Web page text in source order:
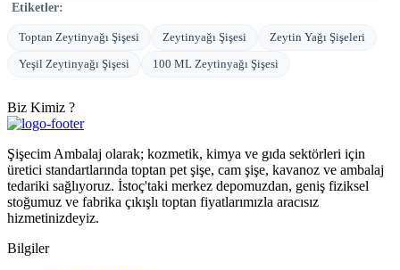
Etiketler:
Toptan Zeytinyağı Şişesi Zeytinyağı Şişesi
Zeytin Yağı Şişeleri
Yeşil Zeytinyağı Şişesi
100 ML Zeytinyağı Şişesi
Biz Kimiz ?
Şişecim Ambalaj olarak; kozmetik, kimya ve gıda sektörleri için
üretici standartlarında toptan pet şişe, cam şişe, kavanoz ve ambalaj
tedariki sağlıyoruz. İstoç'taki merkez depomuzdan, geniş fiziksel
stoğumuz ve fabrika çıkışlı toptan fiyatlarımızla aracısız
hizmetinizdeyiz.
Bilgiler